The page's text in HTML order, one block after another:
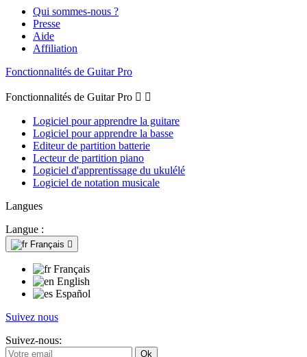
Qui sommes-nous ?
Presse
Aide
Affiliation
Fonctionnalités de Guitar Pro
Fonctionnalités de Guitar Pro  
Logiciel pour apprendre la guitare
Logiciel pour apprendre la basse
Editeur de partition batterie
Lecteur de partition piano
Logiciel d'apprentissage du ukulélé
Logiciel de notation musicale
Langues
Langue :
Français 
Français
English
Español
Suivez nous
Suivez-nous: